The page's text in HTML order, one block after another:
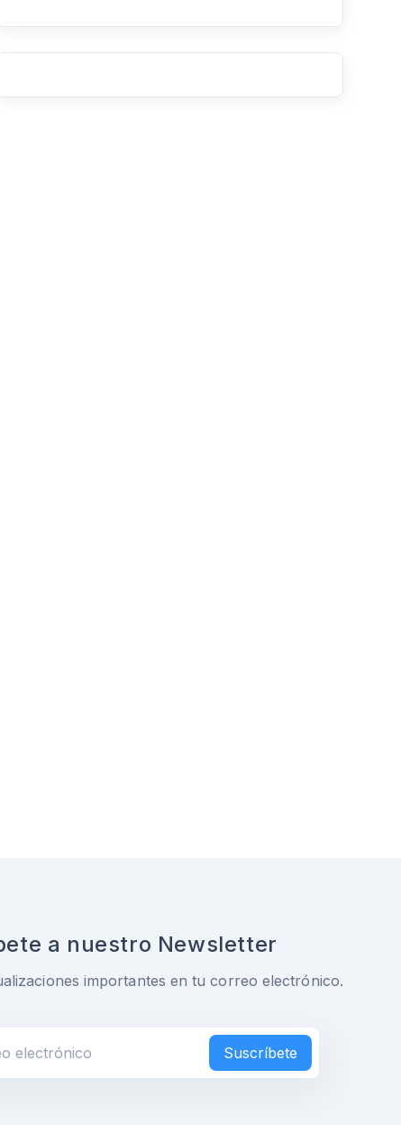
a nuestro Newsletter
importantes en tu correo electrónico.
Suscríbete